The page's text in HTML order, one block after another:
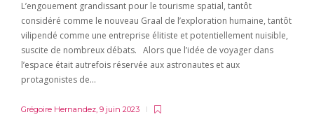
L’engouement grandissant pour le tourisme spatial, tantôt
considéré comme le nouveau Graal de l’exploration humaine, tantôt
vilipendé comme une entreprise élitiste et potentiellement nuisible,
suscite de nombreux débats. Alors que l’idée de voyager dans
l’espace était autrefois réservée aux astronautes et aux
protagonistes de…
Grégoire Hernandez, 9 juin 2023